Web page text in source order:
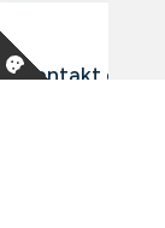
Kontakt oss